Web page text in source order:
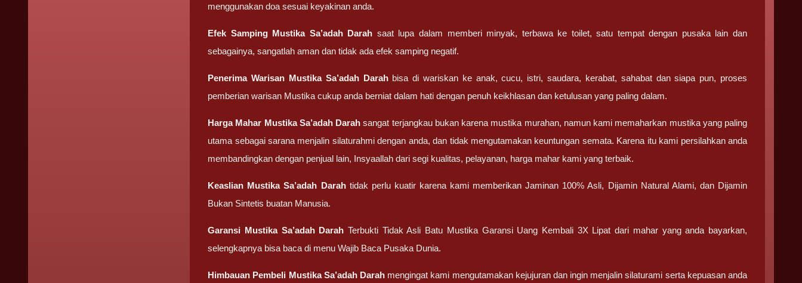
menggunakan doa sesuai keyakinan anda.
Efek Samping Mustika Sa’adah Darah saat lupa dalam memberi minyak, terbawa ke toilet, satu tempat dengan pusaka lain dan
sebagainya, sangatlah aman dan tidak ada efek samping negatif.
Penerima Warisan Mustika Sa’adah Darahbisa di wariskan ke anak, cucu, istri, saudara, kerabat, sahabat dan siapa pun, proses
pemberian warisan Mustika cukup anda berniat dalam hati dengan penuh keikhlasan dan ketulusan yang paling dalam.
Harga Mahar Mustika Sa’adah Darah sangat terjangkau bukan karena mustika murahan, namun kami memaharkan mustika yang paling
utama sebagai sarana menjalin silaturahmi dengan anda, dan tidak mengutamakan keuntungan semata. Karena itu kami persilahkan anda
membandingkan dengan penjual lain, Insyaallah dari segi kualitas, pelayanan, harga mahar kami yang terbaik.
Keaslian Mustika Sa’adah Darahtidak perlu kuatir karena kami memberikan Jaminan 100% Asli, Dijamin Natural Alami, dan Dijamin
Bukan Sintetis buatan Manusia.
Garansi Mustika Sa’adah Darah Terbukti Tidak Asli Batu Mustika Garansi Uang Kembali 3X Lipat dari mahar yang anda bayarkan,
selengkapnya bisa baca di menu Wajib Baca Pusaka Dunia.
Himbauan Pembeli Mustika Sa’adah Darahmengingat kami mengutamakan kejujuran dan ingin menjalin silaturami serta kepuasan anda